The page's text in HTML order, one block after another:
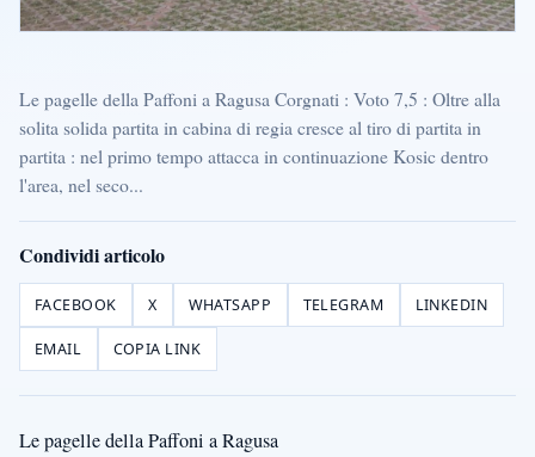
Le pagelle della Paffoni a Ragusa Corgnati : Voto 7,5 : Oltre alla
solita solida partita in cabina di regia cresce al tiro di partita in
partita : nel primo tempo attacca in continuazione Kosic dentro
l'area, nel seco...
Condividi articolo
FACEBOOK X WHATSAPP TELEGRAM LINKEDIN
EMAIL COPIA LINK
Le pagelle della Paffoni a Ragusa